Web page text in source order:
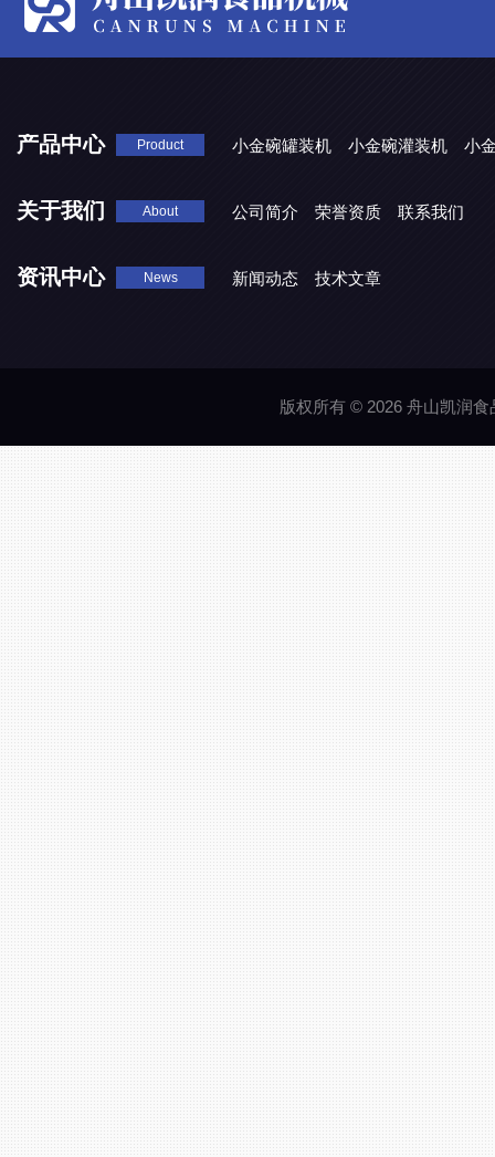
产品中心 Product 小金碗罐装机 小金碗灌装机 小
关于我们 About 公司简介 荣誉资质 联系我们
资讯中心 News 新闻动态 技术文章
版权所有 © 2026 舟山凯润